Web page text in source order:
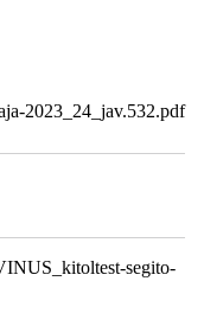
2023_24_jav.532.pdf
segito-